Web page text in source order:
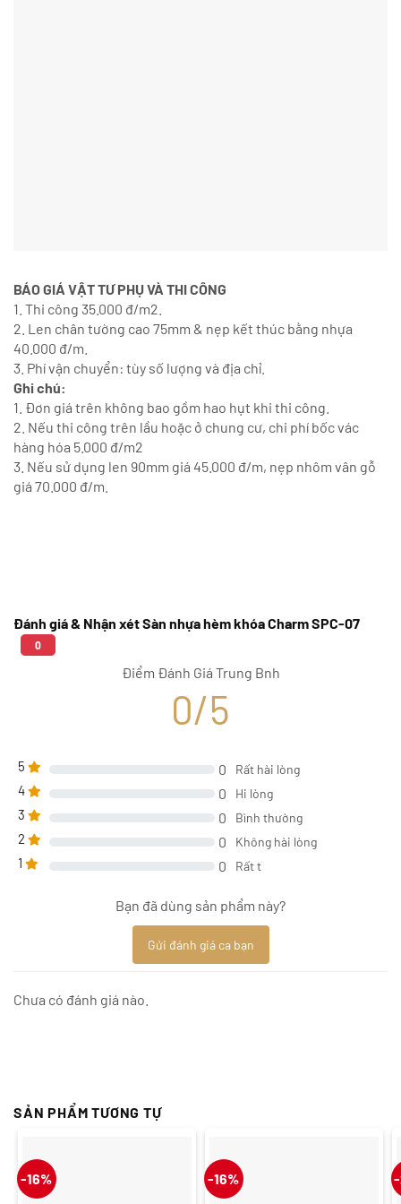
BÁO GIÁ VẬT TƯ PHỤ VÀ THI CÔNG
1. Thi công 35.000 đ/m2.
2. Len chân tường cao 75mm & nẹp kết thúc bằng nhựa
40.000 đ/m.
3. Phí vận chuyển: tùy số lượng và địa chỉ.
Ghi chú:
1. Đơn giá trên không bao gồm hao hụt khi thi công.
2. Nếu thi công trên lầu hoặc ở chung cư, chi phí bốc vác
hàng hóa 5.000 đ/m2
3. Nếu sử dụng len 90mm giá 45.000 đ/m, nẹp nhôm vân gỗ
giá 70.000 đ/m.
Đánh giá & Nhận xét Sàn nhựa hèm khóa Charm SPC-07
0
Điểm Đánh Giá Trung Bnh
0/5
5 0 Rất hài lòng
4 0 Hi lòng
3 0 Bình thường
2 0 Không hài lòng
1 0 Rất t
Bạn đã dùng sản phẩm này?
Gửi đánh giá ca bạn
Chưa có đánh giá nào.
SẢN PHẨM TƯƠNG TỰ
-16% -16%